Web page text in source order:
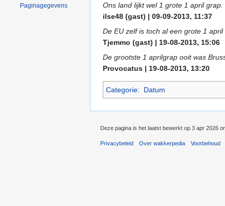
Ons land lijkt wel 1 grote 1 april
ilse48 (gast) | 09-09-2013, 11:37
De EU zelf is toch al een grote 1 april
Tjemmo (gast) | 19-08-2013, 15:06
De grootste 1 aprilgrap ooit was
Provocatus | 19-08-2013, 13:20
Categorie: Datum
Paginagegevens
Deze pagina is het laatst bewerkt op 3 apr 2026
Privacybeleid Over wakkerpedia Voorbehoud